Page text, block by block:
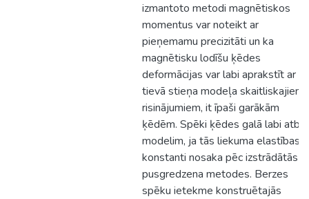
izmantoto metodi magnētiskos
momentus var noteikt ar
pieņemamu precizitāti un ka
magnētisku lodīšu ķēdes
deformācijas var labi aprakstīt ar
tievā stieņa modeļa skaitliskajiem
risinājumiem, it īpaši garākām
ķēdēm. Spēki ķēdes galā labi
modelim, ja tās liekuma elastības
konstanti nosaka pēc izstrādātās
pusgredzena metodes. Berzes
spēku ietekme konstruētajās